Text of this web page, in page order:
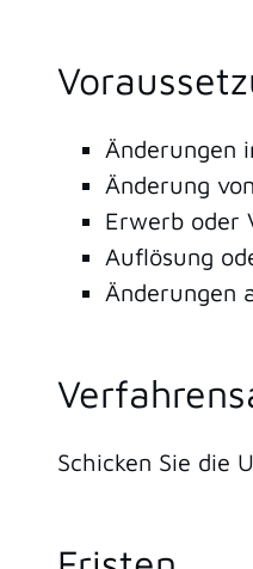
Änderungen
Änderung
Erwerb oder
Auflösung
Änderungen
Schicken Sie die